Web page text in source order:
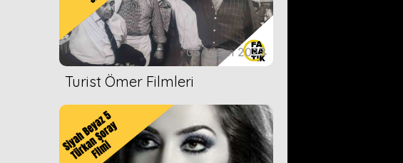
05 Nisan 2023
Turist Ömer Filmleri